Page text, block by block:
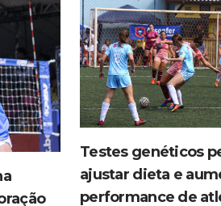
Testes genéticos
ajustar dieta e
performance de